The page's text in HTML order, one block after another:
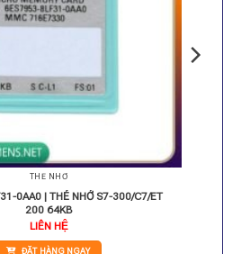
THẺ NHỚ
0AA0 | THẺ NHỚ S7-300/C7/ET
200 64KB
LIÊN HỆ
ĐẶT HÀNG NGAY